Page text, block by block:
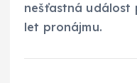
nešťastná událost
let pronájmu.